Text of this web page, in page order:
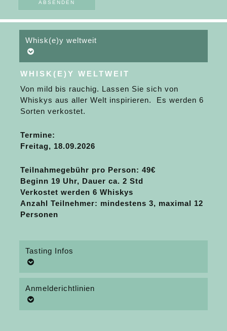
Whisk(e)y weltweit
WHISK(E)Y WELTWEIT
Von mild bis rauchig. Lassen Sie sich von
Whiskys aus aller Welt inspirieren. Es werden 6
Sorten verkostet.
Termine:
Freitag, 18.09.2026
Teilnahmegebühr pro Person: 49€
Beginn 19 Uhr, Dauer ca. 2 Std
Verkostet werden 6 Whiskys
Anzahl Teilnehmer: mindestens 3, maximal 12
Personen
Tasting Infos
Anmelderichtlinien